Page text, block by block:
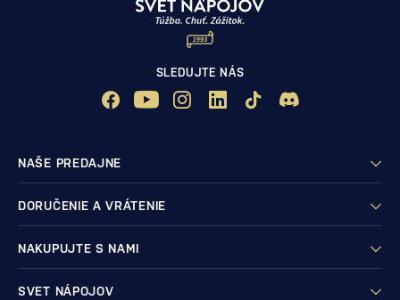
SLEDUJTE NÁS
NAŠE PREDAJNE
DORUČENIE A VRÁTENIE
NAKUPUJTE S NAMI
SVET NÁPOJOV